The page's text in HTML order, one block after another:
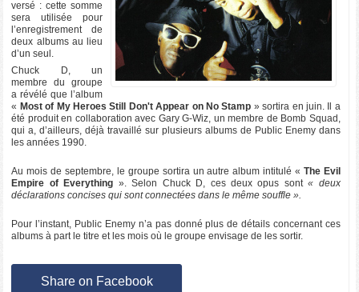
versé : cette somme
sera utilisée pour
l’enregistrement de
deux albums au lieu
d’un seul.
Chuck D, un
membre du groupe
a révélé que l’album
« Most of My Heroes Still Don't Appear on No Stamp » sortira en juin. Il a
été produit en collaboration avec Gary G-Wiz, un membre de Bomb Squad,
qui a, d’ailleurs, déjà travaillé sur plusieurs albums de Public Enemy dans
les années 1990.
Au mois de septembre, le groupe sortira un autre album intitulé « The Evil
Empire of Everything ». Selon Chuck D, ces deux opus sont« deux
déclarations concises qui sont connectées dans le même souffle ».
Pour l’instant, Public Enemy n’a pas donné plus de détails concernant ces
albums à part le titre et les mois où le groupe envisage de les sortir.
Share on Facebook